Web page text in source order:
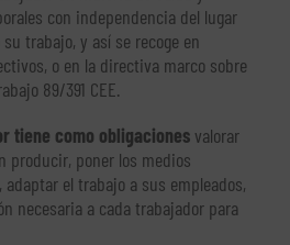
con independencia del lugar
trabajo, y así se recoge en
o en la directiva marco sobre
89/391 CEE.
tiene como obligaciones valorar
producir, poner los medios
el trabajo a sus empleados,
necesaria a cada trabajador para